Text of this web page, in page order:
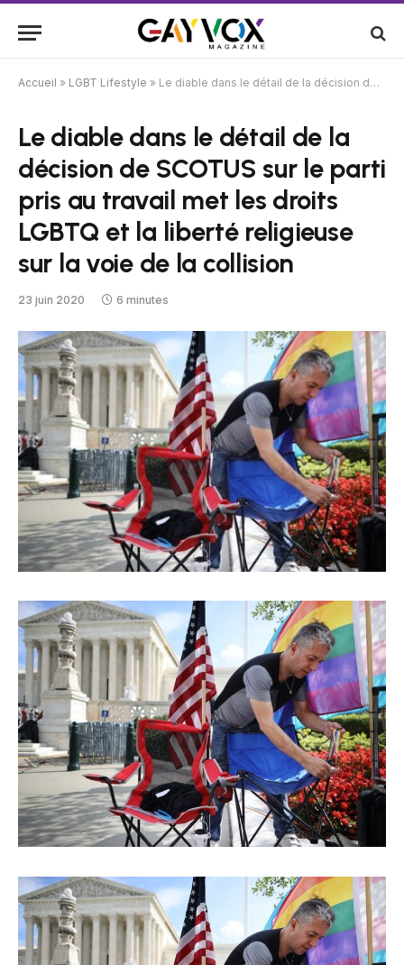
Accueil » LGBT Lifestyle » Le diable dans le détail de la décision de SCOTUS sur le parti pris au travail met les droits LGBTQ et la liberté religieuse sur la voie de la collision
Le diable dans le détail de la
décision de SCOTUS sur le parti
pris au travail met les droits
LGBTQ et la liberté religieuse
sur la voie de la collision
23 juin 2020 6 minutes